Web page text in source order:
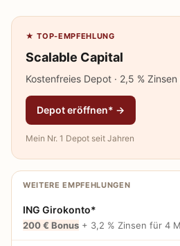
★ TOP-EMPFEHLUNG
Scalable Capital
Kostenfreies Depot · 2,5 %
Depot eröffnen* →
Mein Nr. 1 Depot seit Jahren
WEITERE EMPFEHLUNGEN
ING Girokonto*
200 € Bonus + 3,2 % Zinsen für 4